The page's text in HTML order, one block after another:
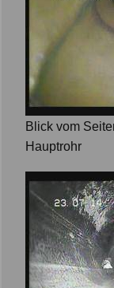
Blick vom
Hauptrohr